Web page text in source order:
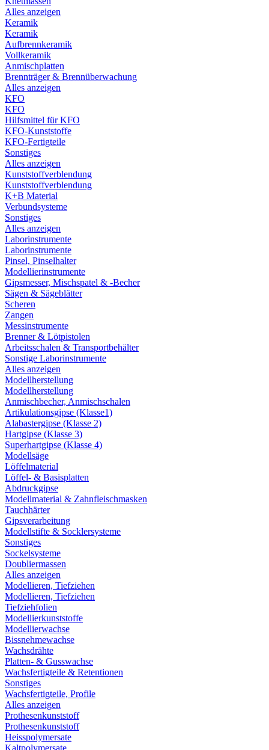
Alles anzeigen
Keramik
Keramik
Aufbrennkeramik
Vollkeramik
Anmischplatten
Brennträger & Brennüberwachung
Alles anzeigen
KFO
KFO
Hilfsmittel für KFO
KFO-Kunststoffe
KFO-Fertigteile
Sonstiges
Alles anzeigen
Kunststoffverblendung
Kunststoffverblendung
K+B Material
Verbundsysteme
Sonstiges
Alles anzeigen
Laborinstrumente
Laborinstrumente
Pinsel, Pinselhalter
Modellierinstrumente
Gipsmesser, Mischspatel & -Becher
Sägen & Sägeblätter
Scheren
Zangen
Messinstrumente
Brenner & Lötpistolen
Arbeitsschalen & Transportbehälter
Sonstige Laborinstrumente
Alles anzeigen
Modellherstellung
Modellherstellung
Anmischbecher, Anmischschalen
Artikulationsgipse (Klasse1)
Alabastergipse (Klasse 2)
Hartgipse (Klasse 3)
Superhartgipse (Klasse 4)
Modellsäge
Löffelmaterial
Löffel- & Basisplatten
Abdruckgipse
Modellmaterial & Zahnfleischmasken
Tauchhärter
Gipsverarbeitung
Modellstifte & Socklersysteme
Sonstiges
Sockelsysteme
Doubliermassen
Alles anzeigen
Modellieren, Tiefziehen
Modellieren, Tiefziehen
Tiefziehfolien
Modellierkunststoffe
Modellierwachse
Bissnehmewachse
Wachsdrähte
Platten- & Gusswachse
Wachsfertigteile & Retentionen
Sonstiges
Wachsfertigteile, Profile
Alles anzeigen
Prothesenkunststoff
Prothesenkunststoff
Heisspolymersate
Kaltpolymersate